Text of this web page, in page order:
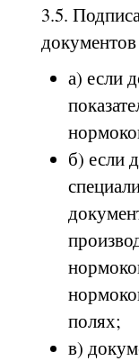
3.5.
а) если
б) если
полях;
в)